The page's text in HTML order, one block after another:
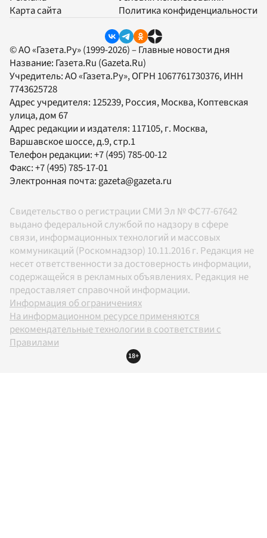
Карта сайта
Политика конфиденциальности
© АО «Газета.Ру» (1999-2026) – Главные новости дня
Название: Газета.Ru (Gazeta.Ru)
Учредитель:АО «Газета.Ру», ОГРН 1067761730376, ИНН
7743625728
Адрес учредителя: 125239, Россия, Москва, Коптевская
улица, дом 67
Адрес редакции и издателя: 117105, г. Москва,
Варшавское шоссе, д.9, стр.1
Телефон редакции:+7 (495) 785-00-12
Факс:+7 (495) 785-17-01
Электронная почта:gazeta@gazeta.ru
Свидетельство о регистрации СМИ Эл № ФС77-67642
выдано федеральной службой по надзору в сфере
связи, информационных технологий и массовых
коммуникаций (Роскомнадзор) 10.11.2016 г. Редакция не
несет ответственности за достоверность информации,
содержащейся в рекламных объявлениях. Редакция не
предоставляет справочной информации.
Информация об ограничениях
На информационном ресурсе применяются
рекомендательные технологии в соответствии с
Правилами
18+